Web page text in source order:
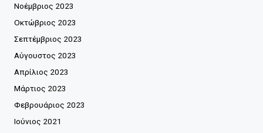
Νοέμβριος 2023
Οκτώβριος 2023
Σεπτέμβριος 2023
Αύγουστος 2023
Απρίλιος 2023
Μάρτιος 2023
Φεβρουάριος 2023
Ιούνιος 2021